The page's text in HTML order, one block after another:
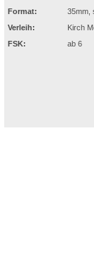
Format:
35mm,
Verleih:
Kirch
FSK:
ab 6